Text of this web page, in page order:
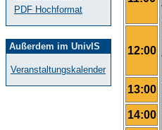
PDF Hochformat
Außerdem im UnivIS
Veranstaltungskalender
12:00
13:00
14:00